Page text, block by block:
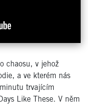
chaosu, v jehož
a ve kterém nás
trvajícím
Like These. V něm